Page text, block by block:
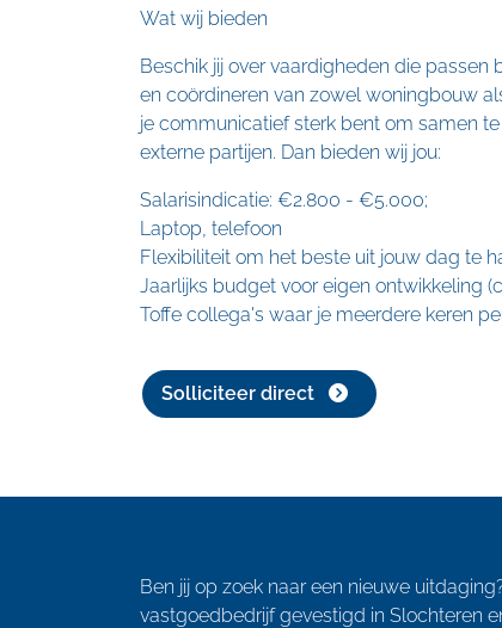
Wat wij bieden
Beschik jij over vaardigheden die passen
en coördineren van zowel woningbouw
je communicatief sterk bent om samen
externe partijen. Dan bieden wij jou:
Salarisindicatie: €2.800 - €5.000;
Laptop, telefoon
Flexibiliteit om het beste uit jouw dag te
Jaarlijks budget voor eigen ontwikkeling
Toffe collega's waar je meerdere keren
Solliciteer direct
Ben jij op zoek naar een nieuwe
vastgoedbedrijf gevestigd in Slochteren